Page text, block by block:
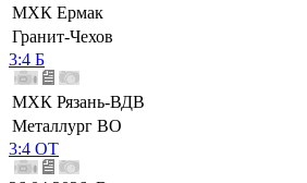
МХК Ермак
Гранит-Чехов
3:4 Б
МХК Рязань-ВДВ
Металлург ВО
3:4 ОТ